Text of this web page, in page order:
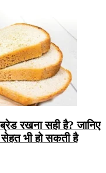
रखना सही है? जानिए
सेहत भी हो सकती है